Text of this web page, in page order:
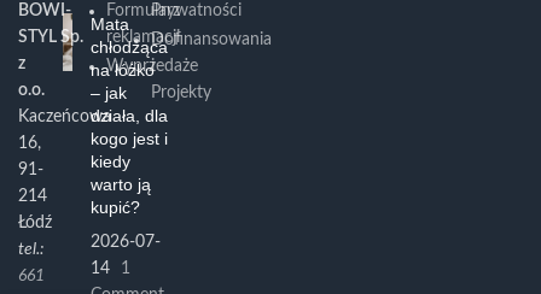
BOWI-
STYL Sp.
z
o.o.
Kaczeńcowa
16,
91-
214
Łódź
tel.:
661
Mata
chłodząca
na łóżko
– jak
działa, dla
kogo jest i
kiedy
warto ją
kupić?
2026-07-
14
1
Formularz
reklamacji
Wyprzedaże
Prywatności
Dofinansowania
i
Projekty